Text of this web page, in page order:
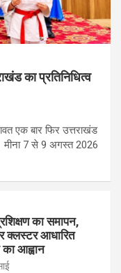
का प्रतिनिधित्व
एक बार फिर उत्तराखंड
मीना 7 से 9 अगस्त 2026
का समापन,
क्लस्टर आधारित
आह्वान